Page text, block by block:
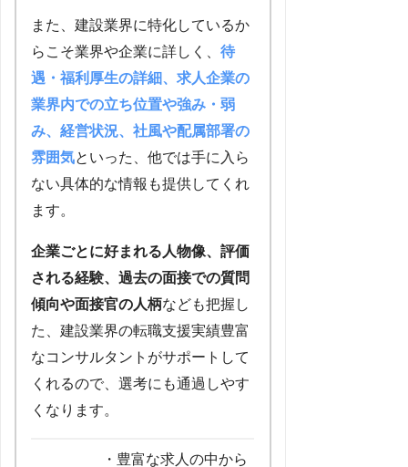
また、建設業界に特化しているか
らこそ業界や企業に詳しく、 待
遇・福利厚生の詳細、求人企業の
業界内での立ち位置や強み・弱
み、経営状況、社風や配属部署の
雰囲気といった、他では手に入ら
ない具体的な情報も提供してくれ
ます。
企業ごとに好まれる人物像、評価
される経験、過去の面接での質問
傾向や面接官の人柄なども把握し
た、建設業界の転職支援実績豊富
なコンサルタントがサポートして
くれるので、選考にも通過しやす
くなります。
・豊富な求人の中から